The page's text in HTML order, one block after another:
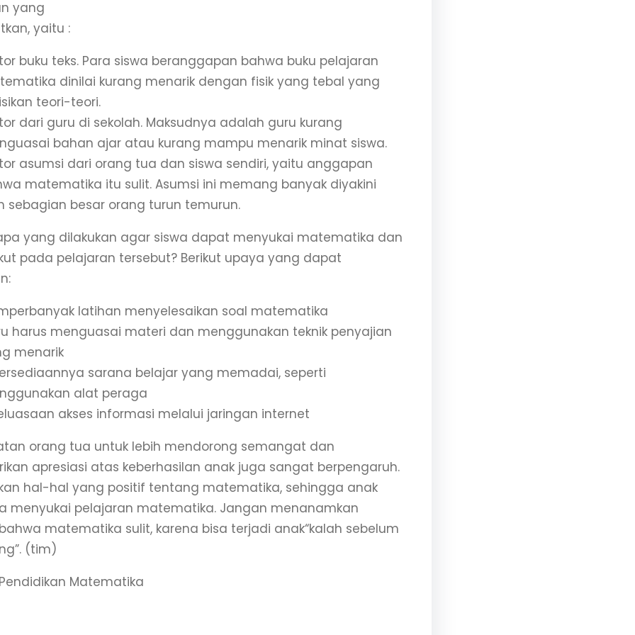
yang
yaitu :
buku teks. Para siswa beranggapan bahwa buku pelajaran
dinilai kurang menarik dengan fisik yang tebal yang
teori-teori.
dari guru di sekolah. Maksudnya adalah guru kurang
bahan ajar atau kurang mampu menarik minat siswa.
asumsi dari orang tua dan siswa sendiri, yaitu anggapan
matematika itu sulit. Asumsi ini memang banyak diyakini
sebagian besar orang turun temurun.
yang dilakukan agar siswa dapat menyukai matematika dan
pada pelajaran tersebut? Berikut upaya yang dapat
latihan menyelesaikan soal matematika
harus menguasai materi dan menggunakan teknik penyajian
menarik
sarana belajar yang memadai, seperti
alat peraga
akses informasi melalui jaringan internet
orang tua untuk lebih mendorong semangat dan
apresiasi atas keberhasilan anak juga sangat berpengaruh.
hal-hal yang positif tentang matematika, sehingga anak
menyukai pelajaran matematika. Jangan menanamkan
matematika sulit, karena bisa terjadi anak“kalah sebelum
(tim)
Matematika